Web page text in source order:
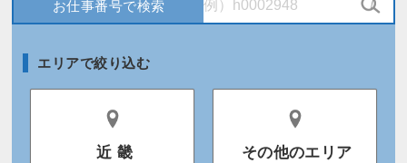
エリアで絞り込む
近 畿 その他のエリア